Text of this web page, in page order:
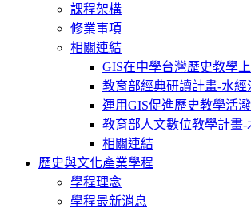
課程架構
修業事項
相關連結
GIS在中學台灣歷史教學
教育部經典研讀計畫-水經
運用GIS促進歷史教學活
教育部人文數位教學計畫
相關連結
歷史與文化產業學程
學程理念
學程最新消息